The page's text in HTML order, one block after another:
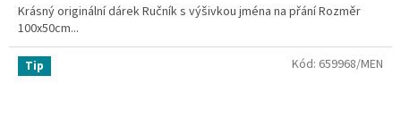
Krásný originální dárek Ručník s výšivkou jména na přání Rozměr
100x50cm...
Tip Kód: 659968/MEN